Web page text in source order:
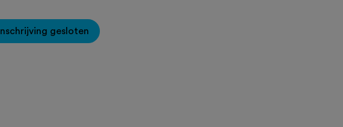
Inschrijving gesloten